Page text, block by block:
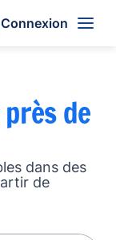
Connexion
près de
dans des
de